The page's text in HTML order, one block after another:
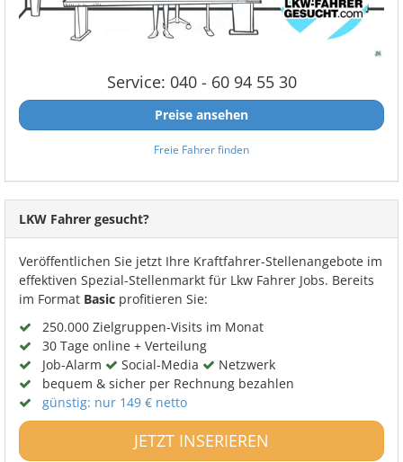
Service: 040 - 60 94 55 30
Preise ansehen
Freie Fahrer finden
LKW Fahrer gesucht?
Veröffentlichen Sie jetzt Ihre Kraftfahrer-Stellenangebote im
effektiven Spezial-Stellenmarkt für Lkw Fahrer Jobs. Bereits
im Format Basic profitieren Sie:
250.000 Zielgruppen-Visits im Monat
30 Tage online + Verteilung
Job-Alarm
Social-Media
Netzwerk
bequem & sicher per Rechnung bezahlen
günstig: nur 149 € netto
JETZT INSERIEREN